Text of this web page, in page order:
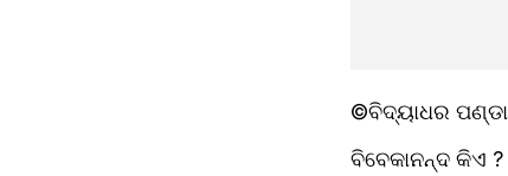
©ବିଦ୍ୟାଧର ପଣ୍ଡା
ବିବେକାନନ୍ଦ କିଏ